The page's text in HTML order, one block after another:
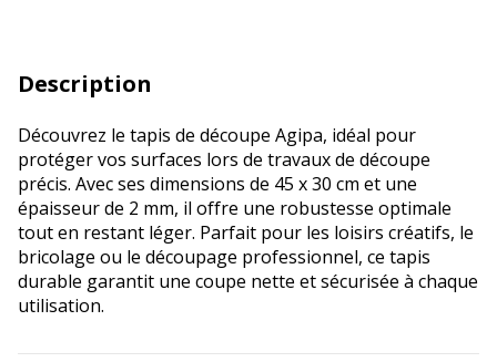
Description
Découvrez le tapis de découpe Agipa, idéal pour
protéger vos surfaces lors de travaux de découpe
précis. Avec ses dimensions de 45 x 30 cm et une
épaisseur de 2 mm, il offre une robustesse optimale
tout en restant léger. Parfait pour les loisirs créatifs, le
bricolage ou le découpage professionnel, ce tapis
durable garantit une coupe nette et sécurisée à chaque
utilisation.